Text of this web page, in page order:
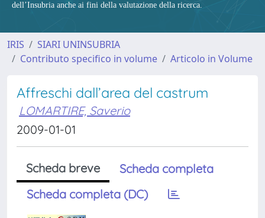
dell’Insubria anche ai fini della valutazione della ricerca.
IRIS
SIARI UNINSUBRIA
Contributo specifico in volume
Articolo in Volume
Affreschi dall’area del castrum
LOMARTIRE, Saverio
2009-01-01
Scheda breve
Scheda completa
Scheda completa (DC)